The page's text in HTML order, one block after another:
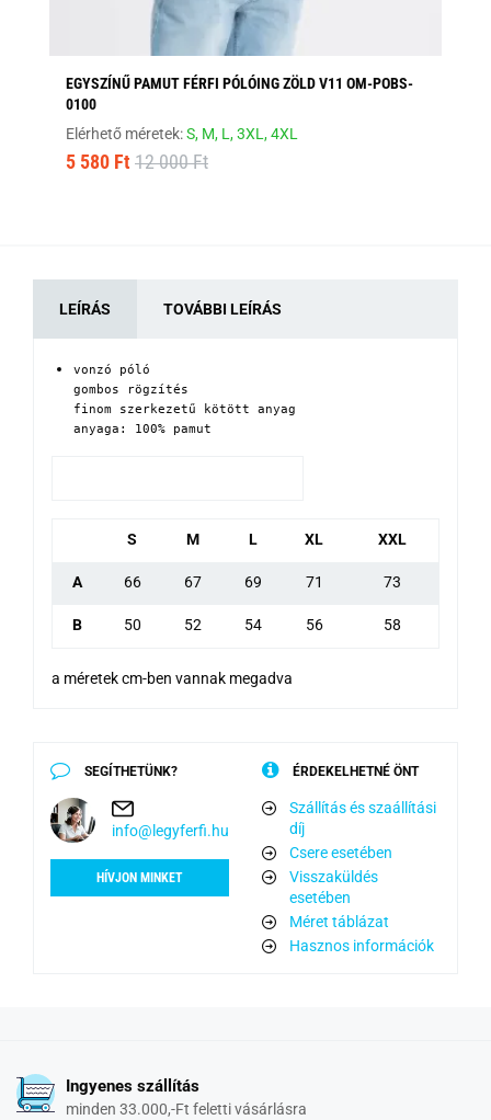
EGYSZÍNŰ PAMUT FÉRFI PÓLÓING ZÖLD V11 OM-POBS-
0100
Elérhető méretek:S, M, L,3XL,4XL
5 580 Ft 12 000 Ft
LEÍRÁS TOVÁBBI LEÍRÁS
vonzó póló
gombos rögzítés
finom szerkezetű kötött anyag
anyaga: 100% pamut
S M L XL XXL
A 66 67 69 71 73
B 50 52 54 56 58
a méretek cm-ben vannak megadva
SEGÍTHETÜNK?
info@legyferfi.hu
HÍVJON MINKET
ÉRDEKELHETNÉ ÖNT
Szállítás és szaállítási
díj
Csere esetében
Visszaküldés
esetében
Méret táblázat
Hasznos információk
Ingyenes szállítás
minden 33.000,-Ft feletti vásárlásra